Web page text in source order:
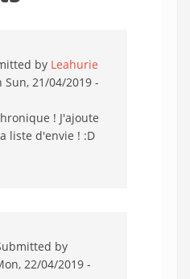
by Leahurie
Sun, 21/04/2019 -
! J'ajoute
liste d'envie ! :D
by
22/04/2019 -